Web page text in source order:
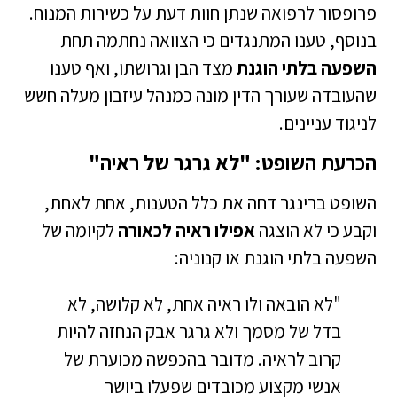
פרופסור לרפואה שנתן חוות דעת על כשירות המנוח.
בנוסף, טענו המתנגדים כי הצוואה נחתמה תחת
השפעה בלתי הוגנתמצד הבן וגרושתו, ואף טענו
שהעובדה שעורך הדין מונה כמנהל עיזבון מעלה חשש
לניגוד עניינים.
הכרעת השופט: "לא גרגר של ראיה"
השופט ברינגר דחה את כלל הטענות, אחת לאחת,
וקבע כי לא הוצגהאפילו ראיה לכאורה לקיומה של
השפעה בלתי הוגנת או קנוניה:
"לא הובאה ולו ראיה אחת, לא קלושה, לא
בדל של מסמך ולא גרגר אבק הנחזה להיות
קרוב לראיה. מדובר בהכפשה מכוערת של
אנשי מקצוע מכובדים שפעלו ביושר